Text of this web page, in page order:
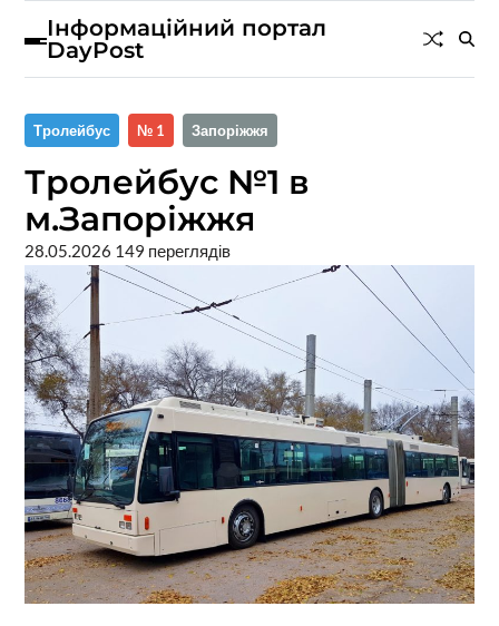
Інформаційний портал
DayPost
Тролейбус № 1 Запоріжжя
Тролейбус №1 в
м.Запоріжжя
28.05.2026 149 переглядів